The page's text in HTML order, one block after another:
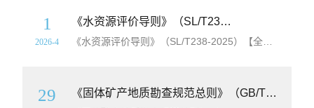
1
2026-4
《水资源评价导则》（SL/T238-2025）【全文附高清无水印PDF+
29 《固体矿产地质勘查规范总则》（GB/T13908-2020）【全文附高清无水印PDF+